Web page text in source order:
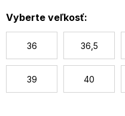
Vyberte veľkosť:
36 36,5
39 40